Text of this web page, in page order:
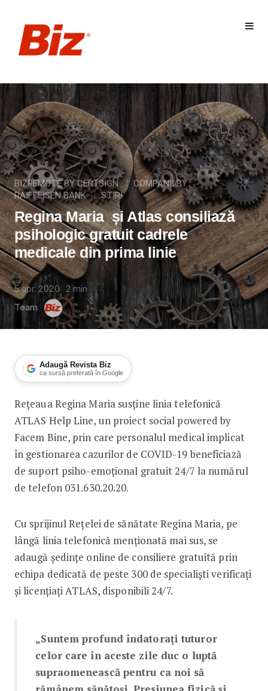
BIZREMOTE BY CERTSIGN
COMPANII BY
RAIFFEISEN BANK
STIRI
Regina Maria și Atlas consiliază
psihologic gratuit cadrele
medicale din prima linie
5 apr. 2020 2 min
Team
Adaugă Revista Biz
ca sursă preferată în Google
Regina Maria și Atlas consiliază
Rețeaua Regina Maria susține linia telefonică
ATLAS Help Line, un proiect social powered by
Facem Bine, prin care personalul medical implicat
în gestionarea cazurilor de COVID-19 beneficiază
de suport psiho-emoțional gratuit 24/7 la numărul
de telefon 031.630.20.20.
Cu sprijinul Rețelei de sănătate Regina Maria, pe
lângă linia telefonică menționată mai sus, se
adaugă ședințe online de consiliere gratuită prin
echipa dedicată de peste 300 de specialiști verificați
și licențiați ATLAS, disponibili 24/7.
„Suntem profund îndatorați tuturor
celor care în aceste zile duc o luptă
supraomenească pentru ca noi să